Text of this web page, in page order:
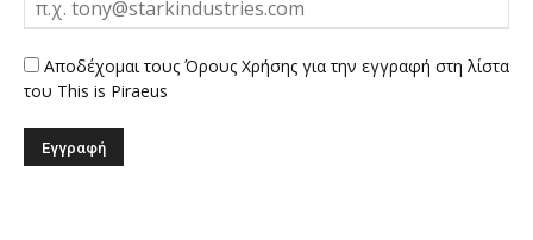
Αποδέχομαι τους Όρους Χρήσης για την εγγραφή στη λίστα
του This is Piraeus